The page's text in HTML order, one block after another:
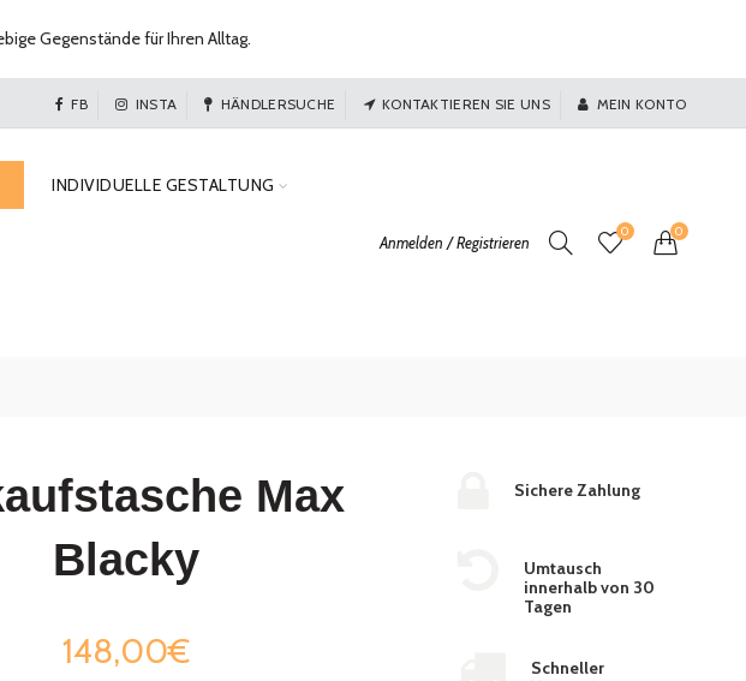
FB INSTA HÄNDLERSUCHE KONTAKTIEREN SIE UNS MEIN KONTO
INDIVIDUELLE GESTALTUNG
Anmelden / Registrieren
0 0
Max
Blacky
148,00€
Sichere Zahlung
Umtausch
innerhalb von 30
Tagen
Schneller
Gegenstände für Ihren Alltag.